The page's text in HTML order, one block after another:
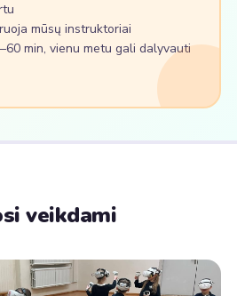
mūsų instruktoriai
min, vienu metu gali dalyvauti
veikdami